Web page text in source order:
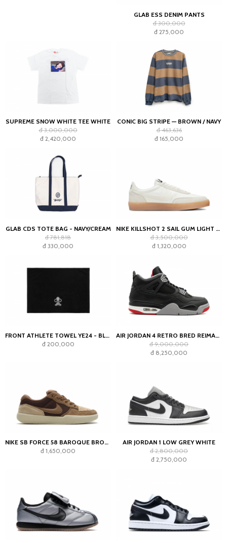
GLAB ESS DENIM PANTS
đ 300,000
đ 275,000
SUPREME SNOW WHITE TEE WHITE
đ 3,000,000
đ 2,420,000
CONIC BIG STRIPE — BROWN / NAVY
đ 463,636
đ 165,000
GLAB CDS TOTE BAG - NAVY/CREAM
đ 781,818
đ 330,000
NIKE KILLSHOT 2 SAIL GUM LIGHT OREWOOD BROWN (WOMEN'S)
đ 3,500,000
đ 1,320,000
FRONT ATHLETE TOWEL YE24 - BLACK
đ 200,000
AIR JORDAN 4 RETRO BRED REIMAGINED
đ 9,000,000
đ 8,250,000
NIKE SB FORCE 58 BAROQUE BROWN PARACHUTE BEIGE DESERT KHAKI MOSSWOOD BROWN
đ 1,650,000
AIR JORDAN 1 LOW GREY WHITE
đ 2,800,000
đ 2,750,000